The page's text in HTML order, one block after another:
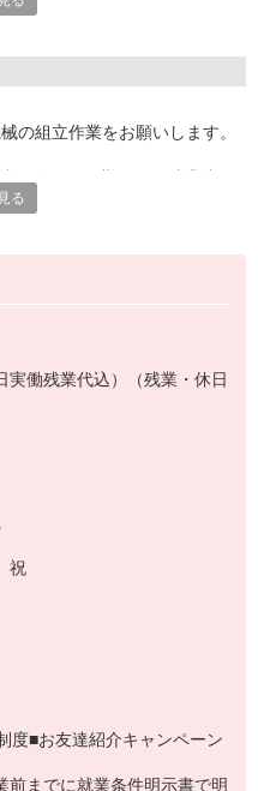
て利用できないケースがご
大手スタッフサービスグルー
とりのスキルや希望条件に応
】【登録会来場】の3つから
がスムーズです。
の組立作業をお願いします。
る
実働残業代込）（残業・休日
祝
度■お友達紹介キャンペーン
までに就業条件明示書で明